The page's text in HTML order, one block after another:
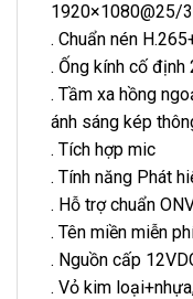
1920×1080@25/
. Chuẩn nén
. Ống kính cố định
. Tầm xa hồng
ánh sáng kép
. Tích hợp mic
. Tính năng Phát
. Hỗ trợ chuẩn
. Tên miền miễn
. Nguồn cấp
. Vỏ kim